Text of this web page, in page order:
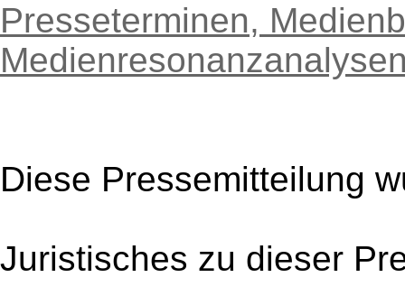
Presseterminen,
Diese Pressemitteilung
Juristisches zu dieser